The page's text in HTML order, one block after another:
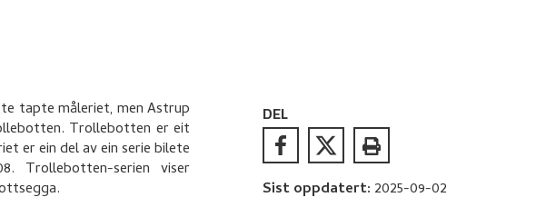
tapte måleriet, men Astrup
Trollebotten er eit
er ein del av ein serie bilete
Trollebotten-serien viser
DEL
Sist oppdatert: 2025-09-02